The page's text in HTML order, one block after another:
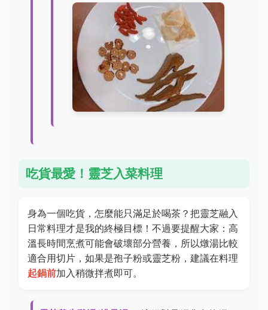
吃貨最愛！靈芝入菜料理
身為一個吃貨，怎麼能只滿足於喝茶？把靈芝融入
日常料理才是我的終極目標！不過要提醒大家：高
溫長時間烹煮可能會破壞部分營養，所以燉湯比較
適合用切片，如果是孢子粉或靈芝粉，建議在料理
起鍋前加入稍微拌煮即可。